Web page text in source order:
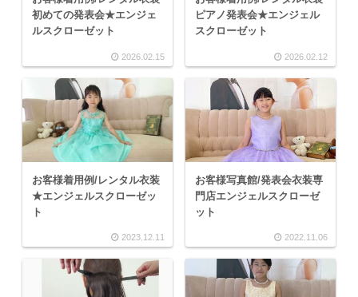
初めての発表会★エンジェ
ルスクローゼット
2026.02.15
ピアノ発表会★エンジェル
スクローゼット
2026.02.12
お客様着用例/レンタル衣装
★エンジェルスクローゼッ
ト
2023.12.11
お客様写真館/発表会衣装専
門店エンジェルスクローゼ
ット
2022.11.06